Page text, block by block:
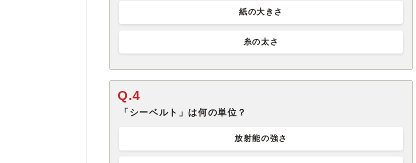
紙の大きさ
糸の太さ
Q.4
「シーベルト」は何の単位？
放射能の強さ